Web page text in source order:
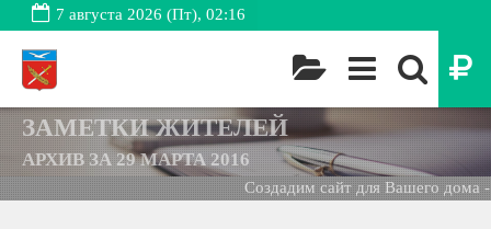
7 августа 2026 (Пт), 02:16
ЗАМЕТКИ ЖИТЕЛЕЙ
АРХИВ ЗА 29 МАРТА 2016
Создадим сайт для Вашего дома -